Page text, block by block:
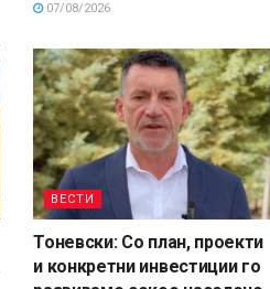
07/08/2026
ВЕСТИ
Тоневски: Со план, проекти
и конкретни инвестиции го